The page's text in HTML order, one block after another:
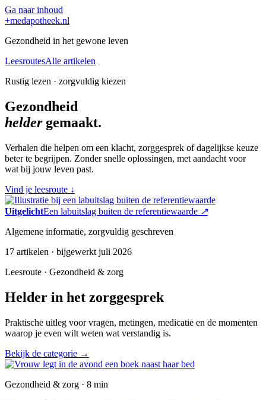
Ga naar inhoud
+medapotheek.nl
Gezondheid in het gewone leven
LeesroutesAlle artikelen
Rustig lezen · zorgvuldig kiezen
Gezondheid
heldergemaakt.
Verhalen die helpen om een klacht, zorggesprek of dagelijkse keuze
beter te begrijpen. Zonder snelle oplossingen, met aandacht voor
wat bij jouw leven past.
Vind je leesroute ↓
UitgelichtEen labuitslag buiten de referentiewaarde ↗
Algemene informatie, zorgvuldig geschreven
17 artikelen · bijgewerkt juli 2026
Leesroute · Gezondheid & zorg
Helder in het zorggesprek
Praktische uitleg voor vragen, metingen, medicatie en de momenten
waarop je even wilt weten wat verstandig is.
Bekijk de categorie →
Gezondheid & zorg · 8 min